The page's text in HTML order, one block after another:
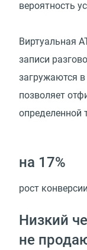
вероятность
Виртуальная
записи
загружаются в
позволяет
определенной
на 17%
рост
Низкий
не